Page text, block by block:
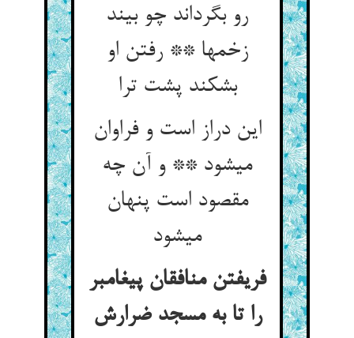
رو بگرداند چو بیند
زخمها ** رفتن او
بشکند پشت ترا
این دراز است و فراوان
می‏شود ** و آن چه
مقصود است پنهان
می‏شود
فریفتن منافقان پیغامبر
را تا به مسجد ضرارش